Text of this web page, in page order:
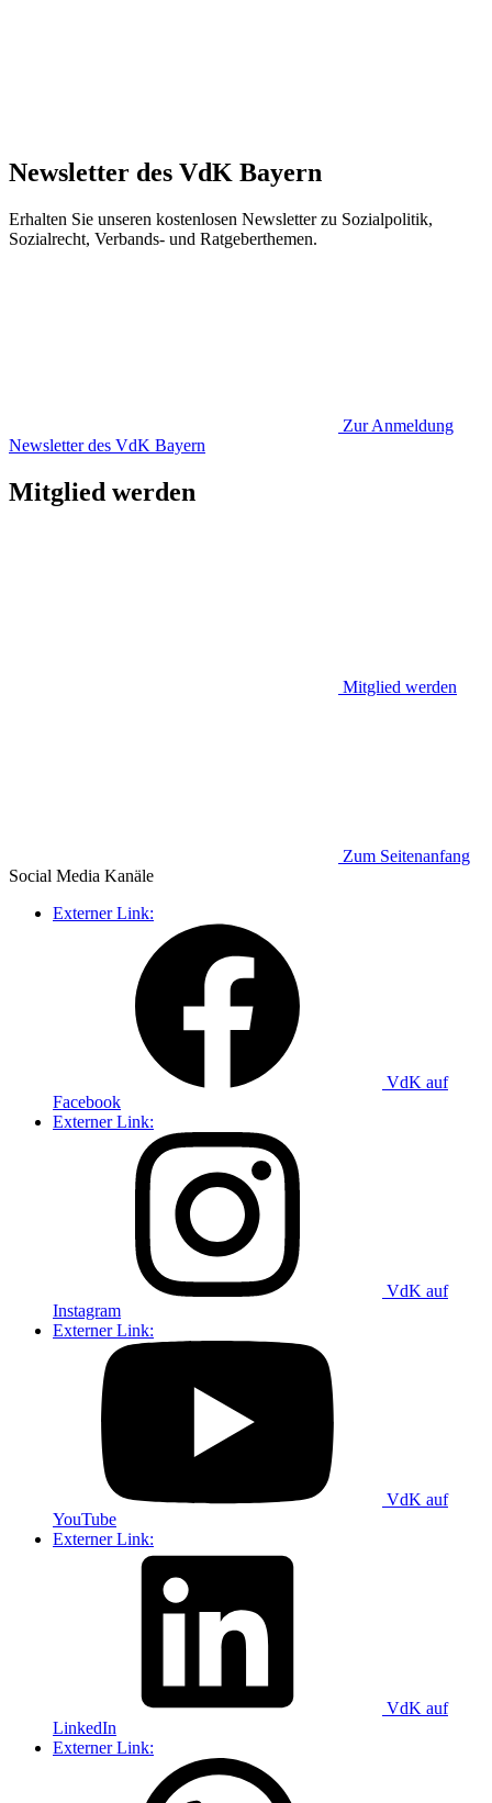
Newsletter des VdK Bayern
Erhalten Sie unseren kostenlosen Newsletter zu Sozialpolitik,
Sozialrecht, Verbands- und Ratgeberthemen.
Zur Anmeldung
Newsletter des VdK Bayern
Mitglied werden
Mitglied werden
Zum Seitenanfang
Social Media Kanäle
Externer Link:
VdK auf
Facebook
Externer Link:
VdK auf
Instagram
Externer Link:
VdK auf
YouTube
Externer Link:
VdK auf
LinkedIn
Externer Link: